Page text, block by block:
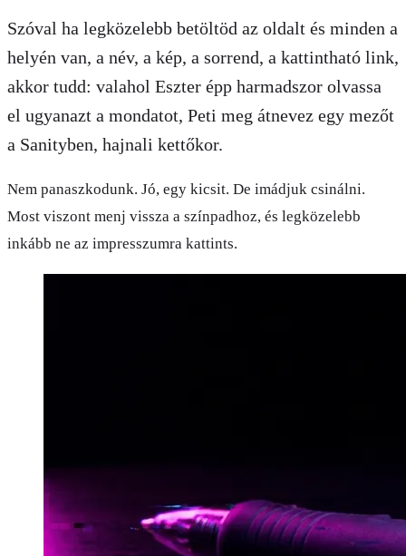
Szóval ha legközelebb betöltöd az oldalt és minden a
helyén van, a név, a kép, a sorrend, a kattintható link,
akkor tudd: valahol Eszter épp harmadszor olvassa
el ugyanazt a mondatot, Peti meg átnevez egy mezőt
a Sanityben, hajnali kettőkor.
Nem panaszkodunk. Jó, egy kicsit. De imádjuk csinálni.
Most viszont menj vissza a színpadhoz, és legközelebb
inkább ne az impresszumra kattints.